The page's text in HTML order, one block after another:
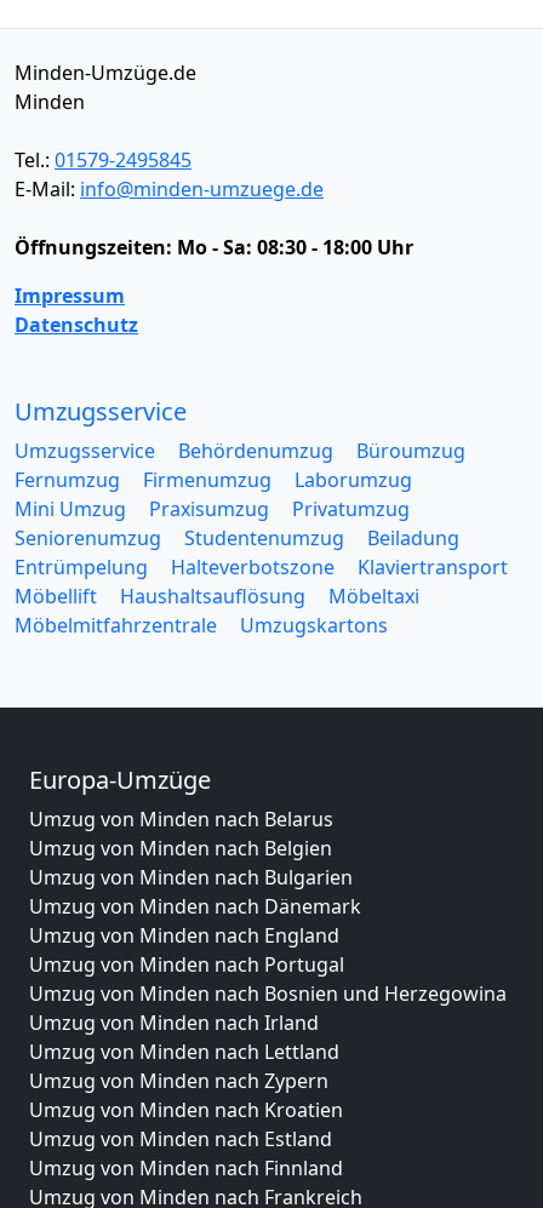
Minden-Umzüge.de
Minden
Tel.: 01579-2495845
E-Mail: info@minden-umzuege.de
Öffnungszeiten: Mo - Sa: 08:30 - 18:00 Uhr
Impressum
Datenschutz
Umzugsservice
Umzugsservice Behördenumzug
Büroumzug
Fernumzug
Firmenumzug
Laborumzug
Mini Umzug
Praxisumzug
Privatumzug
Seniorenumzug
Studentenumzug
Beiladung
Entrümpelung
Halteverbotszone
Klaviertransport
Möbellift
Haushaltsauflösung
Möbeltaxi
Möbelmitfahrzentrale
Umzugskartons
Europa-Umzüge
Umzug von Minden nach Belarus
Umzug von Minden nach Belgien
Umzug von Minden nach Bulgarien
Umzug von Minden nach Dänemark
Umzug von Minden nach England
Umzug von Minden nach Portugal
Umzug von Minden nach Bosnien und Herzegowina
Umzug von Minden nach Irland
Umzug von Minden nach Lettland
Umzug von Minden nach Zypern
Umzug von Minden nach Kroatien
Umzug von Minden nach Estland
Umzug von Minden nach Finnland
Umzug von Minden nach Frankreich